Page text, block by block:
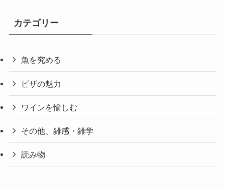
カテゴリー
魚を究める
ピザの魅力
ワインを愉しむ
その他、雑感・雑学
読み物